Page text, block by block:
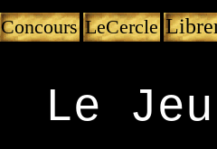
Concours LeCercle
Le